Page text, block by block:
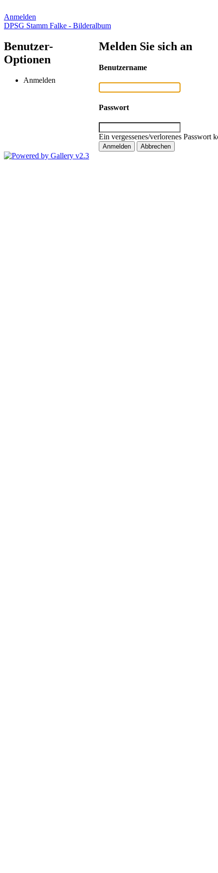
Anmelden
DPSG Stamm Falke - Bilderalbum
Benutzer-
Optionen
Anmelden
Melden Sie sich an
Benutzername
Passwort
Ein vergessenes/verlorenes Passwort